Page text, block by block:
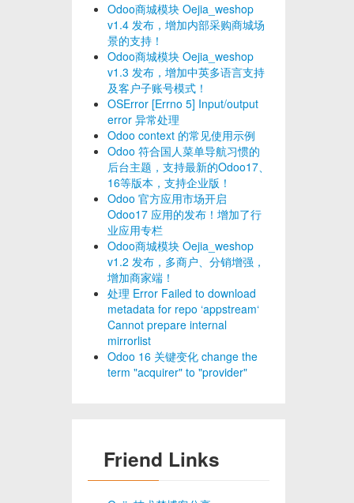
Odoo商城模块 Oejia_weshop
v1.4 发布，增加内部采购商城场
景的支持！
Odoo商城模块 Oejia_weshop
v1.3 发布，增加中英多语言支持
及客户子账号模式！
OSError [Errno 5] Input/output
error 异常处理
Odoo context 的常见使用示例
Odoo 符合国人菜单导航习惯的
后台主题，支持最新的Odoo17、
16等版本，支持企业版！
Odoo 官方应用市场开启
Odoo17 应用的发布！增加了行
业应用专栏
Odoo商城模块 Oejia_weshop
v1.2 发布，多商户、分销增强，
增加商家端！
处理 Error Failed to download
metadata for repo ‘appstream‘
Cannot prepare internal
mirrorlist
Odoo 16 关键变化 change the
term "acquirer" to "provider"
Friend Links